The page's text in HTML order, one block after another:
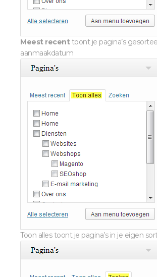
Meest recenttoont je pagina’s
aanmaakdatum
Toon alles toont je pagina’s in je eigen